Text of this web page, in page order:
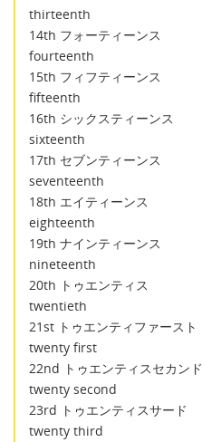
thirteenth
14th フォーティーンス
fourteenth
15th フィフティーンス
fifteenth
16th シックスティーンス
sixteenth
17th セブンティーンス
seventeenth
18th エイティーンス
eighteenth
19th ナインティーンス
nineteenth
20th トゥエンティス
twentieth
21st トゥエンティファースト
twenty first
22nd トゥエンティスセカンド
twenty second
23rd トゥエンティスサード
twenty third